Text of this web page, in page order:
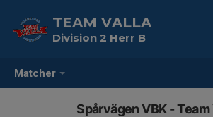
Matcher
TEAM VALLA
Division 2 Herr B
Spårvägen VBK - Team